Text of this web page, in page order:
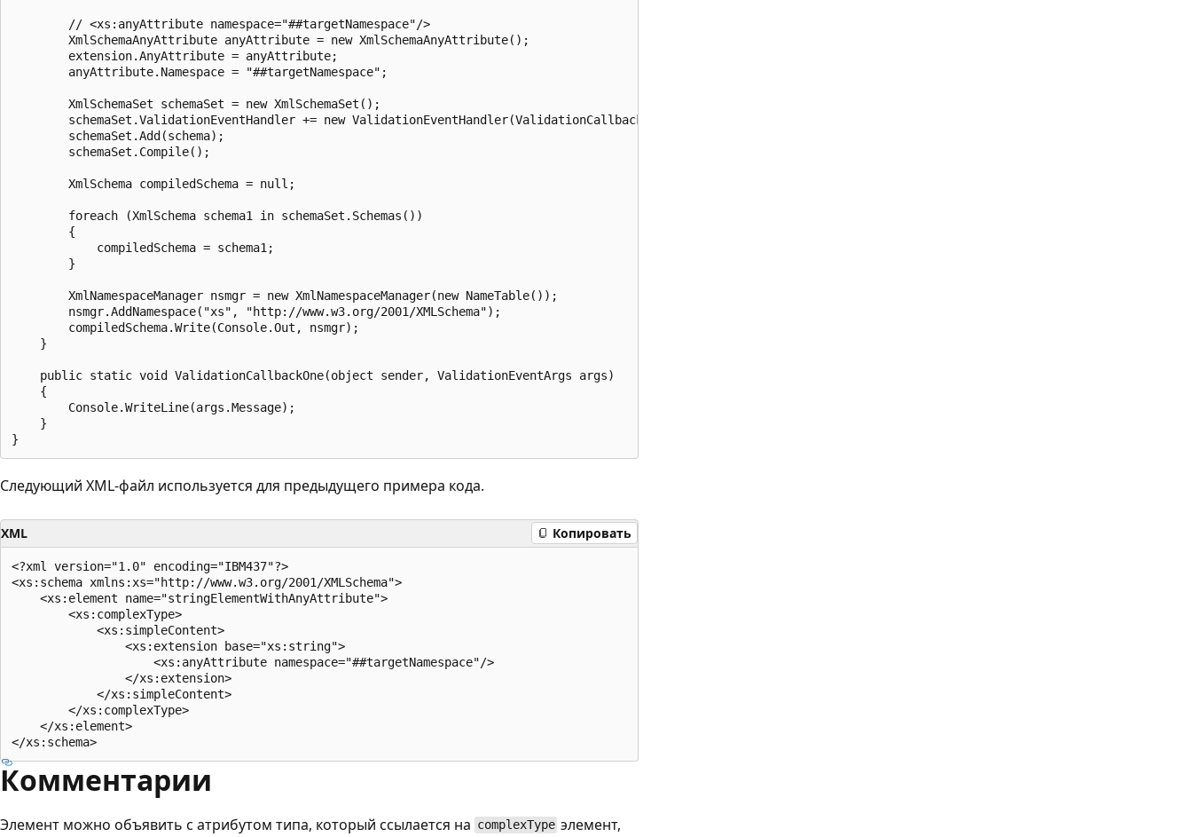
        // <xs:anyAttribute namespace="##targetNamespace"/>
        XmlSchemaAnyAttribute anyAttribute = new XmlSchemaAnyAttribute();
        extension.AnyAttribute = anyAttribute;
        anyAttribute.Namespace = "##targetNamespace";
        XmlSchemaSet schemaSet = new XmlSchemaSet();
        schemaSet.ValidationEventHandler += new ValidationEventHandler(ValidationCallbackOne);
        schemaSet.Add(schema);
        schemaSet.Compile();
        XmlSchema compiledSchema = null;
        foreach (XmlSchema schema1 in schemaSet.Schemas())
        {
            compiledSchema = schema1;
        }
        XmlNamespaceManager nsmgr = new XmlNamespaceManager(new NameTable());
        nsmgr.AddNamespace("xs", "http://www.w3.org/2001/XMLSchema");
        compiledSchema.Write(Console.Out, nsmgr);
    }
    public static void ValidationCallbackOne(object sender, ValidationEventArgs args)
    {
        Console.WriteLine(args.Message);
    }
Следующий XML-файл используется для предыдущего примера кода.
XML Копировать
<?xml version="1.0" encoding="IBM437"?>
<xs:schema xmlns:xs="http://www.w3.org/2001/XMLSchema">
    <xs:element name="stringElementWithAnyAttribute">
        <xs:complexType>
            <xs:simpleContent>
                <xs:extension base="xs:string">
                    <xs:anyAttribute namespace="##targetNamespace"/>
                </xs:extension>
            </xs:simpleContent>
        </xs:complexType>
    </xs:element>
Комментарии
Элемент можно объявить с атрибутом типа, который ссылается на complexType элемент,